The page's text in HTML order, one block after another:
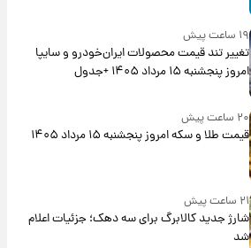
۱۹ ساعت پیش
تغییر تند قیمت محصولات ایران‌خودرو و سایپا
امروز پنجشنبه ۱۵ مرداد ۱۴۰۵ +جدول
۲۰ ساعت پیش
قیمت طلا و سکه امروز پنجشنبه ۱۵ مرداد ۱۴۰۵
۲۱ ساعت پیش
شارژ جدید کالابرگ برای سه دهک؛ جزئیات اعلام
شد